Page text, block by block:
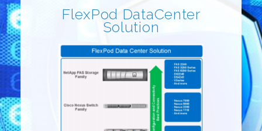
FlexPod DataCenter
Solution